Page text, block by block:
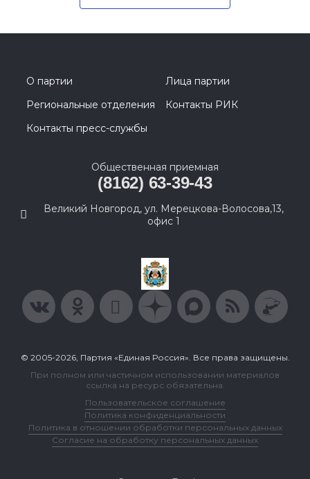
О партии
Лица партии
Региональные отделения
Контакты РИК
Контакты пресс-службы
Общественная приемная
(8162) 63-39-43
Великий Новгород, ул. Мерецкова-Волосова,13,
офис 1
© 2005-2026, Партия «Единая Россия». Все права защищены.
При полном или частичном использовании материалов
ссылка на ресурс обязательна.
Пользовательское соглашение
Политика конфиденциальности
Политика в отношении обработки персональных данных
Согласие на обработку персональных данных